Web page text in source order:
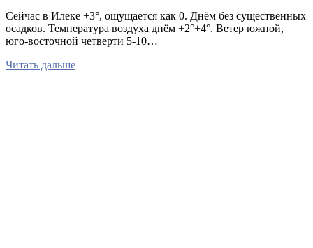
Сейчас в Илеке +3°, ощущается как 0. Днëм без существенных
осадков. Температура воздуха днём +2°+4°. Ветер южной,
юго-восточной четверти 5-10…
Читать дальше